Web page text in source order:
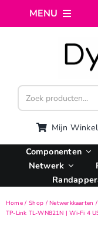
MENU
Webshop
Computer
AI Integratie
Hosting
Mijn
Componenten
Netwerk
Home Shop
Netwerkkaarten
TP-Link TL-WN821N | Wi-Fi 4